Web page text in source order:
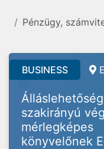
Pénzügy,
BUSINESS
Álláslehetőség
szakirányú
mérlegképes
könyvelőnek